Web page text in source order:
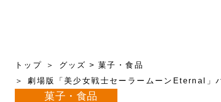
トップ グッズ >菓子・食品
劇場版「美少女戦士セーラームーンEternal」
菓子・食品